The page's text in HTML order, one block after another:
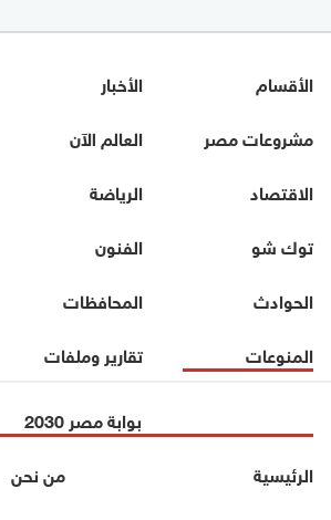
الأقسام
الأخبار
مشروعات مصر
العالم الآن
الاقتصاد
الرياضة
توك شو
الفنون
الحوادث
المحافظات
المنوعات
تقارير وملفات
بوابة مصر 2030
الرئيسية
من نحن